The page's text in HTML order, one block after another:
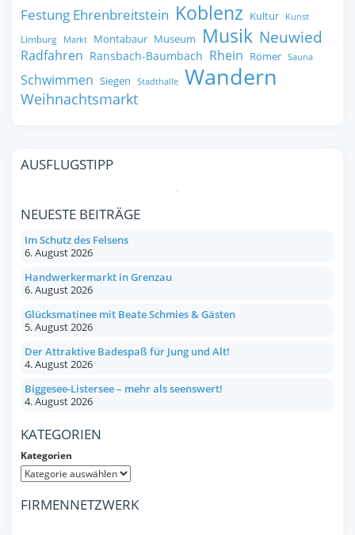
Festung Ehrenbreitstein Koblenz Kultur Kunst
Limburg Markt Montabaur Museum Musik Neuwied
Radfahren Ransbach-Baumbach Rhein Römer Sauna
Schwimmen Siegen Stadthalle Wandern
Weihnachtsmarkt
AUSFLUGSTIPP
NEUESTE BEITRÄGE
Im Schutz des Felsens
6. August 2026
Handwerkermarkt in Grenzau
6. August 2026
Glücksmatinee mit Beate Schmies & Gästen
5. August 2026
Der Attraktive Badespaß für Jung und Alt!
4. August 2026
Biggesee-Listersee – mehr als seenswert!
4. August 2026
KATEGORIEN
Kategorien
FIRMENNETZWERK